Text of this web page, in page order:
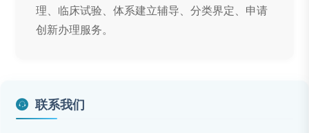
理、临床试验、体系建立辅导、分类界定、申请
创新办理服务。
联系我们